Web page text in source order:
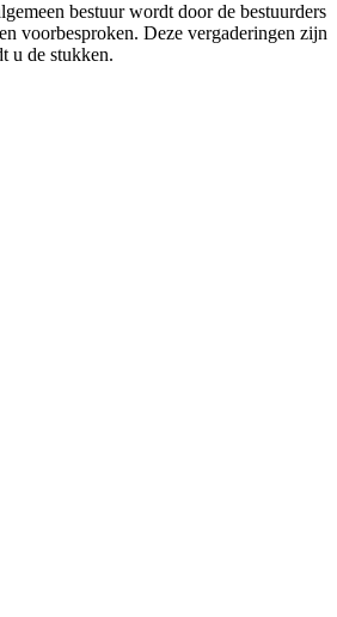
bestuur wordt door de bestuurders
voorbesproken. Deze vergaderingen zijn
u de stukken.